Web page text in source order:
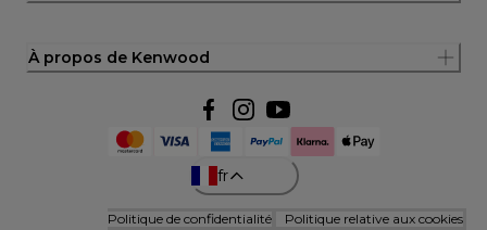
À propos de Kenwood
fr
Politique de confidentialité Politique relative aux cookies